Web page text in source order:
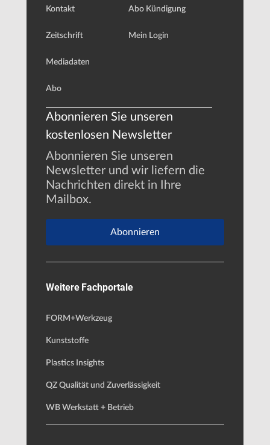
Kontakt
Zeitschrift
Mediadaten
Abo
Abo Kündigung
Mein Login
Abonnieren Sie unseren
kostenlosen Newsletter
Abonnieren Sie unseren
Newsletter und wir liefern die
Nachrichten direkt in Ihre
Mailbox.
Abonnieren
Weitere Fachportale
FORM+Werkzeug
Kunststoffe
Plastics Insights
QZ Qualität und Zuverlässigkeit
WB Werkstatt + Betrieb